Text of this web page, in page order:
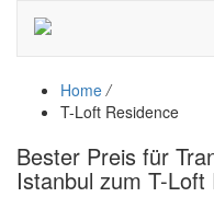
Home /
T-Loft Residence
Bester Preis für
Istanbul zum T-Loft